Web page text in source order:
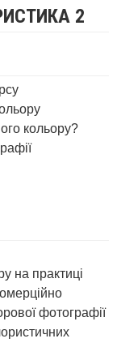
2
кольору?
на практиці
фотографії